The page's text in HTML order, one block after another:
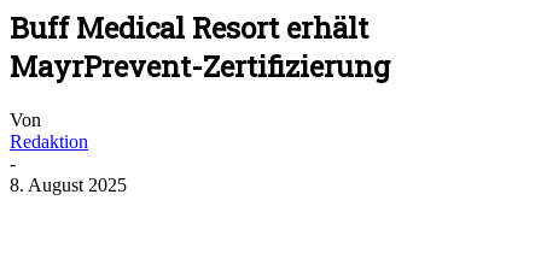
Buff Medical Resort erhält
MayrPrevent-Zertifizierung
Von
Redaktion
-
8. August 2025